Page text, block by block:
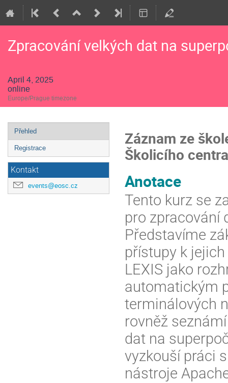
Zpracování velkých dat na
April 4, 2025
online
Europe/Prague timezone
Event
menu
Přehled
Registrace
Kontakt
events@eosc.cz
Záznam ze
Školicího
Anotace
Tento kurz se
pro zpracování
Představíme
přístupy k
LEXIS jako
automatickým
terminálových
rovněž
dat na
vyzkouší práci
nástroje